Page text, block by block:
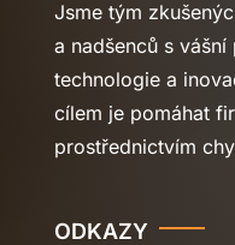
Jsme tým
a nadšenců s vášní
technologie a
cílem je pomáhat
prostřednictvím
ODKAZY